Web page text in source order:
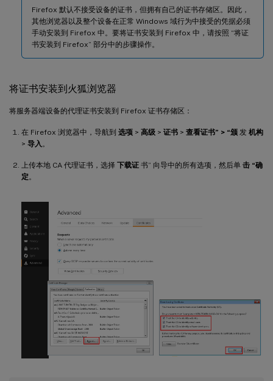
Firefox 默认不接受设备的证书，但拥有自己的证书存储区。因此，
其他浏览器以及整个设备在正常 Windows 域行为中接受的凭据必须
手动安装到 Firefox 中。要将证书安装到 Firefox 中，请按照 “将证
书安装到 Firefox” 部分中的步骤操作。
将证书安装到火狐浏览器
将服务器端设备的代理证书安装到 Firefox 证书存储区：
在 Firefox 浏览器中，导航到 选项 > 高级 > 证书 > 查看证书” > “颁 发 机构
> 导入 。
上传本地 CA 代理证书，选择 下载证 书” 向导中的所有选项，然后单 击 “确
定 。